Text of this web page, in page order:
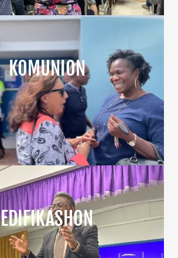
KOMUNION
EDIFIKASHON